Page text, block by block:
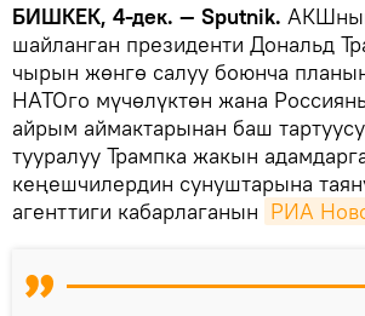
БИШКЕК, 4-дек. — Sputnik.
шайланган президенти Дональд
чырын жөнгө салуу боюнча
НАТОго мүчөлүктөн жана
айрым аймактарынан баш
тууралуу Трампка жакын
кеңешчилердин сунуштарына
агенттиги кабарлаганын РИА